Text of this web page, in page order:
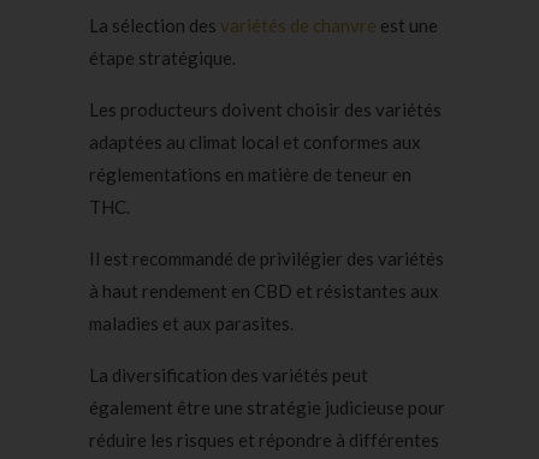
La sélection des variétés de chanvre est une
étape stratégique.
Les producteurs doivent choisir des variétés
adaptées au climat local et conformes aux
réglementations en matière de teneur en
THC.
Il est recommandé de privilégier des variétés
à haut rendement en CBD et résistantes aux
maladies et aux parasites.
La diversification des variétés peut
également être une stratégie judicieuse pour
réduire les risques et répondre à différentes